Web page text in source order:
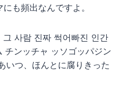
も頻出なんですよ。
사람 진짜 썩어빠진 인간
チンッチャ ッソゴッパジン
いつ、ほんとに腐りきった